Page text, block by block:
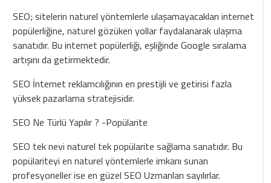
SEO; sitelerin naturel yöntemlerle ulaşamayacakları internet
popülerliğine, naturel gözüken yollar faydalanarak ulaşma
sanatıdır. Bu internet popülerliği, eşliğinde Google sıralama
artışını da getirmektedir.
SEO İnternet reklamcılığının en prestijli ve getirisi fazla
yüksek pazarlama stratejisidir.
SEO Ne Türlü Yapılır ? -Popülarite
SEO tek nevi naturel tek popülarite sağlama sanatıdır. Bu
popülariteyi en naturel yöntemlerle imkanı sunan
profesyoneller ise en güzel SEO Uzmanları sayılırlar.